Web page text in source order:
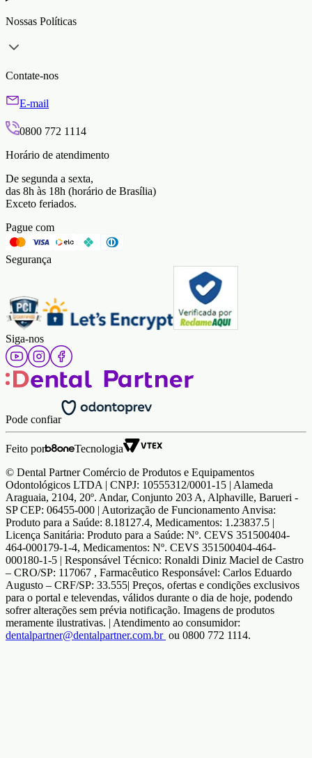
Nossas Políticas
Contate-nos
E-mail
0800 772 1114
Horário de atendimento
De segunda a sexta,
das 8h às 18h (horário de Brasília)
Exceto feriados.
Pague com
Segurança
Siga-nos
Pode confiar
Feito por
Tecnologia
© Dental Partner Comércio de Produtos e Equipamentos
Odontológicos LTDA | CNPJ: 10555312/0001-15 | Alameda
Araguaia, 2104, 20º. Andar, Conjunto 203 A, Alphaville, Barueri -
SP CEP: 06455-000 | Autorização de Funcionamento Anvisa:
Produto para a Saúde: 8.18127.4, Medicamentos: 1.23837.5 |
Licença Sanitária: Produto para a Saúde: Nº. CEVS 351500404-
464-000179-1-4, Medicamentos: Nº. CEVS 351500404-464-
000180-1-5 | Responsável Técnico: Ronaldi Diniz Maciel de Castro
– CRO/SP: 117067 , Farmacêutico Responsável: Carlos Eduardo
Augusto – CRF/SP: 33.555| Preços, ofertas e condições exclusivos
para o portal e televendas, válidos durante o dia de hoje, podendo
sofrer alterações sem prévia notificação. Imagens de produtos
meramente ilustrativas. | Atendimento ao consumidor:
dentalpartner@dentalpartner.com.br ou 0800 772 1114.